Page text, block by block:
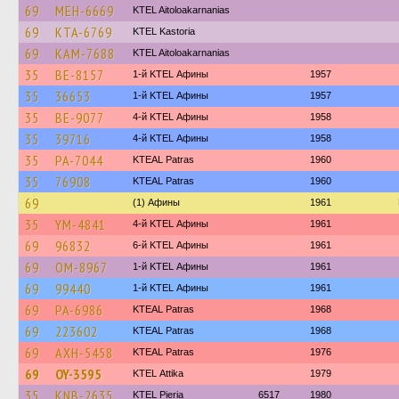
69 MEH-6669 KTEL Aitoloakarnanias
69 KTA-6769 KTEL Kastoria
69 KAM-7688 KTEL Aitoloakarnanias
35 BE-8157 1-й KTEL Афины 1957
35 36653 1-й KTEL Афины 1957
35 BE-9077 4-й KTEL Афины 1958
35 39716 4-й KTEL Афины 1958
35 PA-7044 KTEAL Patras 1960
35 76908 KTEAL Patras 1960
69 (1) Афины 1961
35 YM-4841 4-й KTEL Афины 1961
69 96832 6-й KTEL Афины 1961
69 OM-8967 1-й KTEL Афины 1961
69 99440 1-й KTEL Афины 1961
69 PA-6986 KTEAL Patras 1968
69 223602 KTEAL Patras 1968
69 AXH-5458 KTEAL Patras 1976
69 OY-3595 KΤΕL Αttika 1979
35 KNB-2635 KTEL Pieria 6517 1980